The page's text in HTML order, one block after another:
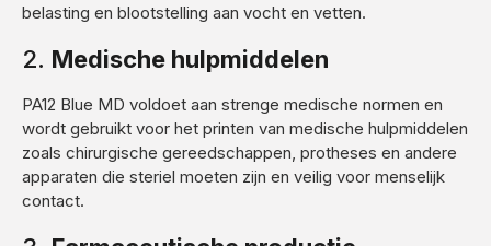
belasting en blootstelling aan vocht en vetten.
2. Medische hulpmiddelen
PA12 Blue MD voldoet aan strenge medische normen en
wordt gebruikt voor het printen van medische hulpmiddelen
zoals chirurgische gereedschappen, protheses en andere
apparaten die steriel moeten zijn en veilig voor menselijk
contact.